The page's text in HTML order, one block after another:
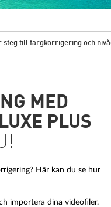
steg till färgkorrigering och
MED
PLUS
Här kan du se hur
importera dina videofiler.